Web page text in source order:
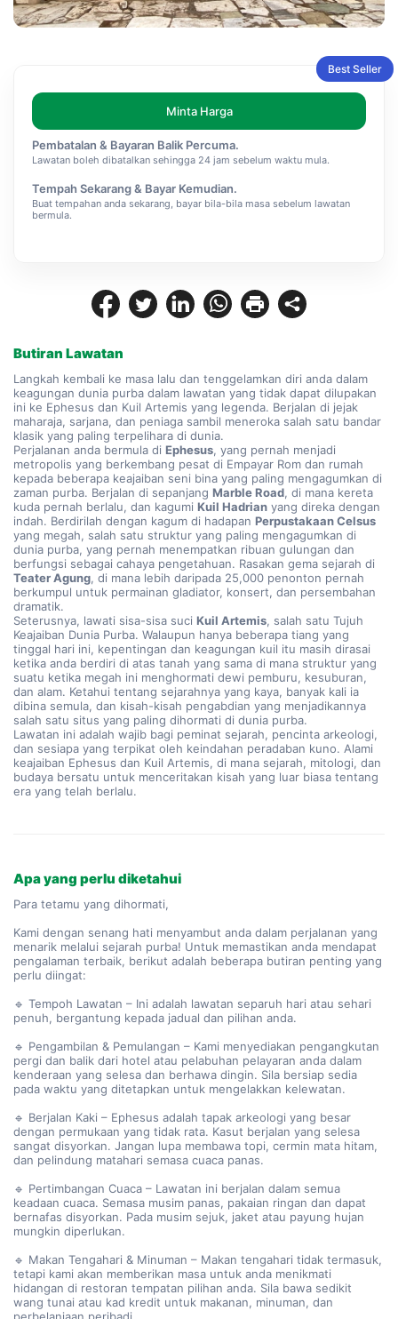
Butiran Lawatan
Langkah kembali ke masa lalu dan tenggelamkan diri anda dalam
keagungan dunia purba dalam lawatan yang tidak dapat dilupakan
ini ke Ephesus dan Kuil Artemis yang legenda. Berjalan di jejak
maharaja, sarjana, dan peniaga sambil meneroka salah satu bandar
klasik yang paling terpelihara di dunia.
Perjalanan anda bermula di Ephesus, yang pernah menjadi
metropolis yang berkembang pesat di Empayar Rom dan rumah
kepada beberapa keajaiban seni bina yang paling mengagumkan di
zaman purba. Berjalan di sepanjang Marble Road, di mana kereta
kuda pernah berlalu, dan kagumi Kuil Hadrian yang direka dengan
indah. Berdirilah dengan kagum di hadapan Perpustakaan Celsus
yang megah, salah satu struktur yang paling mengagumkan di
dunia purba, yang pernah menempatkan ribuan gulungan dan
Teater Agung, di mana lebih daripada 25,000 penonton pernah
berkumpul untuk permainan gladiator, konsert, dan persembahan
dramatik.
Seterusnya, lawati sisa-sisa suci Kuil Artemis, salah satu Tujuh
Keajaiban Dunia Purba. Walaupun hanya beberapa tiang yang
tinggal hari ini, kepentingan dan keagungan kuil itu masih dirasai
ketika anda berdiri di atas tanah yang sama di mana struktur yang
suatu ketika megah ini menghormati dewi pemburu, kesuburan,
dan alam. Ketahui tentang sejarahnya yang kaya, banyak kali ia
dibina semula, dan kisah-kisah pengabdian yang menjadikannya
salah satu situs yang paling dihormati di dunia purba.
Lawatan ini adalah wajib bagi peminat sejarah, pencinta arkeologi,
dan sesiapa yang terpikat oleh keindahan peradaban kuno. Alami
keajaiban Ephesus dan Kuil Artemis, di mana sejarah, mitologi, dan
budaya bersatu untuk menceritakan kisah yang luar biasa tentang
era yang telah berlalu.
Apa yang perlu diketahui
Para tetamu yang dihormati,
Kami dengan senang hati menyambut anda dalam perjalanan yang
menarik melalui sejarah purba! Untuk memastikan anda mendapat
pengalaman terbaik, berikut adalah beberapa butiran penting yang
perlu diingat:
🔹 Tempoh Lawatan – Ini adalah lawatan separuh hari atau sehari
penuh, bergantung kepada jadual dan pilihan anda.
🔹 Pengambilan & Pemulangan – Kami menyediakan pengangkutan
pergi dan balik dari hotel atau pelabuhan pelayaran anda dalam
kenderaan yang selesa dan berhawa dingin. Sila bersiap sedia
pada waktu yang ditetapkan untuk mengelakkan kelewatan.
🔹 Berjalan Kaki – Ephesus adalah tapak arkeologi yang besar
dengan permukaan yang tidak rata. Kasut berjalan yang selesa
sangat disyorkan. Jangan lupa membawa topi, cermin mata hitam,
dan pelindung matahari semasa cuaca panas.
🔹 Pertimbangan Cuaca – Lawatan ini berjalan dalam semua
keadaan cuaca. Semasa musim panas, pakaian ringan dan dapat
bernafas disyorkan. Pada musim sejuk, jaket atau payung hujan
mungkin diperlukan.
🔹 Makan Tengahari & Minuman – Makan tengahari tidak termasuk,
tetapi kami akan memberikan masa untuk anda menikmati
hidangan di restoran tempatan pilihan anda. Sila bawa sedikit
wang tunai atau kad kredit untuk makanan, minuman, dan
Best Seller
Minta Harga
Pembatalan & Bayaran Balik Percuma.
Lawatan boleh dibatalkan sehingga 24 jam sebelum waktu mula.
Tempah Sekarang & Bayar Kemudian.
Buat tempahan anda sekarang, bayar bila-bila masa sebelum lawatan
bermula.